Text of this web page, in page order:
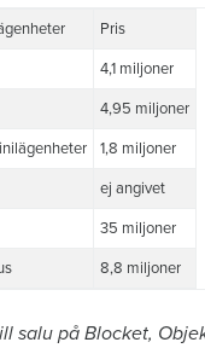
Pris
4,1 miljoner
4,95 miljoner
1,8 miljoner
ej angivet
35 miljoner
8,8 miljoner
salu på Blocket,